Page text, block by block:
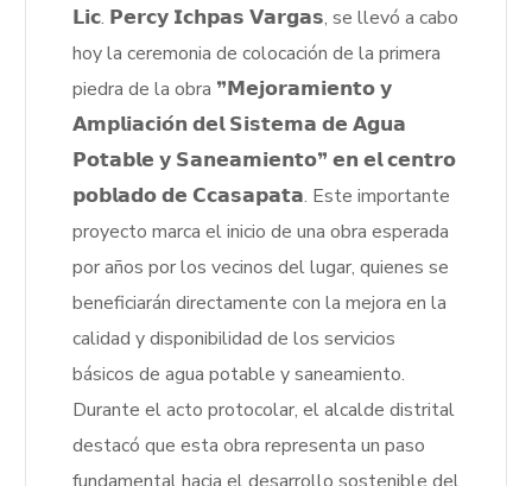
𝗟𝗶𝗰. 𝗣𝗲𝗿𝗰𝘆 𝗜𝗰𝗵𝗽𝗮𝘀 𝗩𝗮𝗿𝗴𝗮𝘀, se llevó a cabo
hoy la ceremonia de colocación de la primera
piedra de la obra ❞𝗠𝗲𝗷𝗼𝗿𝗮𝗺𝗶𝗲𝗻𝘁𝗼 𝘆
𝗔𝗺𝗽𝗹𝗶𝗮𝗰𝗶𝗼́𝗻 𝗱𝗲𝗹 𝗦𝗶𝘀𝘁𝗲𝗺𝗮 𝗱𝗲 𝗔𝗴𝘂𝗮
𝗣𝗼𝘁𝗮𝗯𝗹𝗲 𝘆 𝗦𝗮𝗻𝗲𝗮𝗺𝗶𝗲𝗻𝘁𝗼❞ 𝗲𝗻 𝗲𝗹 𝗰𝗲𝗻𝘁𝗿𝗼
𝗽𝗼𝗯𝗹𝗮𝗱𝗼 𝗱𝗲 𝗖𝗰𝗮𝘀𝗮𝗽𝗮𝘁𝗮. Este importante
proyecto marca el inicio de una obra esperada
por años por los vecinos del lugar, quienes se
beneficiarán directamente con la mejora en la
calidad y disponibilidad de los servicios
básicos de agua potable y saneamiento.
Durante el acto protocolar, el alcalde distrital
destacó que esta obra representa un paso